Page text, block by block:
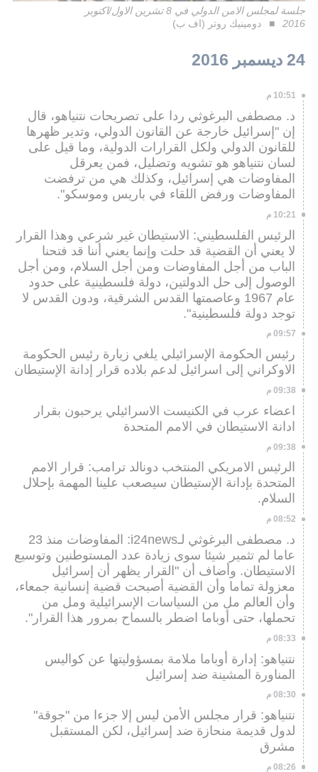
جلسة لمجلس الامن الدولي في 8 تشرين الاول/اكتوبر
2016
دومينيك روتر (اف ب)
24 ديسمبر 2016
10:51 م
د. مصطفى البرغوثي ردا على تصريحات نتنياهو، قال
إن "إسرائيل خارجة عن القانون الدولي، وتدير ظهرها
للقانون الدولي ولكل القرارات الدولية، وما قيل على
لسان نتنياهو هو تشويه وتضليل، فمن يعرقل
المفاوضات هي إسرائيل، وكذلك هي من ترفضت
المفاوضات ورفض اللقاء في باريس وموسكو".
10:21 م
الرئيس الفلسطيني: الاستيطان غير شرعي وهذا القرار
لا يعني أن القضية قد حلت وإنما يعني أننا قد فتحنا
الباب من أجل المفاوضات ومن أجل السلام، ومن أجل
الوصول إلى حل الدولتين، دولة فلسطينية على حدود
عام 1967 وعاصمتها القدس الشرقية، ودون القدس لا
توجد دولة فلسطينية".
09:57 م
رئيس الحكومة الإسرائيلي يلغي زيارة رئيس الحكومة
الاوكراني إلى اسرائيل لدعم بلاده قرار إدانة الإستيطان
09:38 م
اعضاء عرب في الكنيست الاسرائيلي يرحبون بقرار
ادانة الاستيطان في الامم المتحدة
09:38 م
الرئيس الامريكي المنتخب دونالد ترامب: قرار الامم
المتحدة بإدانة الإستيطان سيصعب علينا المهمة بإحلال
السلام.
08:52 م
د. مصطفى البرغوثي لـi24news: المفاوضات منذ 23
عاما لم تثمير شيئا سوى زيادة عدد المستوطنين وتوسيع
الاستيطان. وأضاف أن "القرار يظهر أن إسرائيل
معزولة تماما وأن القضية أصبحت قضية إنسانية جمعاء،
وأن العالم مل من السياسات الإسرائيلية ومل من
تحملها، حتى أوباما اضطر بالسماح بمرور هذا القرار".
08:33 م
نتنياهو: إدارة أوباما ملامة بمسؤوليتها عن كواليس
المناورة المشينة ضد إسرائيل
08:30 م
نتنياهو: قرار مجلس الأمن ليس إلا جزءا من "جوقة"
لدول قديمة منحازة ضد إسرائيل، لكن المستقبل
مشرق
08:26 م